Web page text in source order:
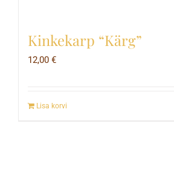
Kinkekarp “Kärg”
12,00 €
Lisa korvi